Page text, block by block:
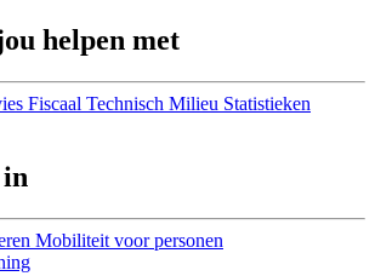
helpen met
Fiscaal Technisch Milieu Statistieken
Mobiliteit voor personen